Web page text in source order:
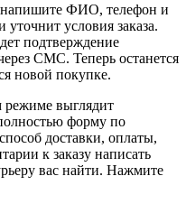
напишите ФИО, телефон и
условия заказа.
подтверждение
СМС. Теперь останется
новой покупке.
режиме выглядит
форму по
доставки, оплаты,
к заказу написать
вас найти. Нажмите